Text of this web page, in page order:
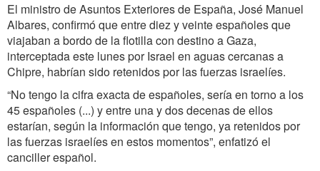
El ministro de Asuntos Exteriores de España, José Manuel
Albares, confirmó que entre diez y veinte españoles que
viajaban a bordo de la flotilla con destino a Gaza,
interceptada este lunes por Israel en aguas cercanas a
Chipre, habrían sido retenidos por las fuerzas israelíes.
“No tengo la cifra exacta de españoles, sería en torno a los
45 españoles (...) y entre una y dos decenas de ellos
estarían, según la información que tengo, ya retenidos por
las fuerzas israelíes en estos momentos”, enfatizó el
canciller español.